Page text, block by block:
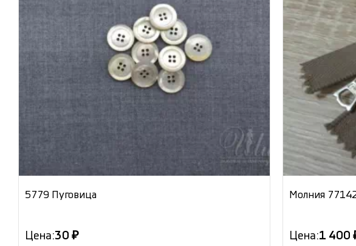
5779 Пуговица
Цена:30 ₽
Молния
Цена:1 400